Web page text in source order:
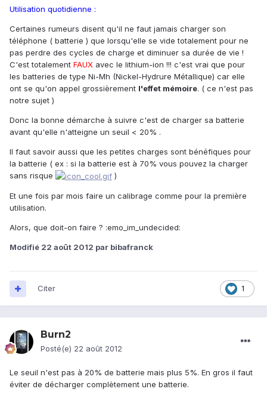
Utilisation quotidienne :
Certaines rumeurs disent qu'il ne faut jamais charger son
téléphone ( batterie ) que lorsqu'elle se vide totalement pour ne
pas perdre des cycles de charge et diminuer sa durée de vie !
C'est totalement FAUX avec le lithium-ion !!! c'est vrai que pour
les batteries de type Ni-Mh (Nickel-Hydrure Métallique) car elle
ont se qu'on appel grossièrement l'effet mémoire. ( ce n'est pas
notre sujet )
Donc la bonne démarche à suivre c'est de charger sa batterie
avant qu'elle n'atteigne un seuil < 20% .
Il faut savoir aussi que les petites charges sont bénéfiques pour
la batterie ( ex : si la batterie est à 70% vous pouvez la charger
sans risque
)
Et une fois par mois faire un calibrage comme pour la première
utilisation.
Alors, que doit-on faire ? :emo_im_undecided:
Modifié 22 août 2012 par bibafranck
1
Citer
Burn2
Posté(e) 22 août 2012
Le seuil n'est pas à 20% de batterie mais plus 5%. En gros il faut
éviter de décharger complètement une batterie.